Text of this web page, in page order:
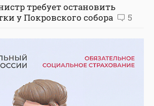
требует остановить
у Покровского собора
5